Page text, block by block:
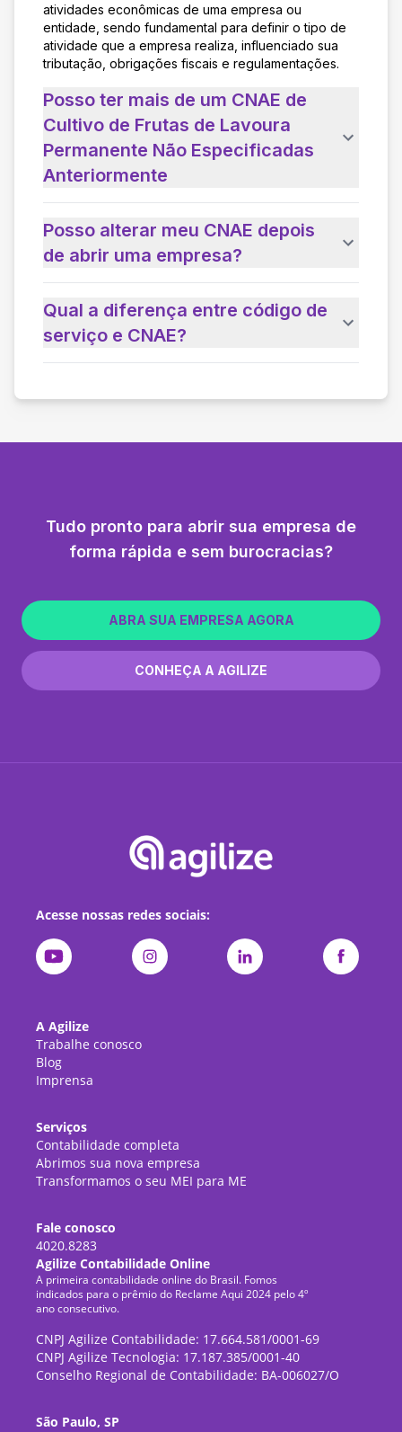
atividades econômicas de uma empresa ou
entidade, sendo fundamental para definir o tipo de
atividade que a empresa realiza, influenciado sua
tributação, obrigações fiscais e regulamentações.
Posso ter mais de um CNAE de
Cultivo de Frutas de Lavoura
Permanente Não Especificadas
Anteriormente
Posso alterar meu CNAE depois
de abrir uma empresa?
Qual a diferença entre código de
serviço e CNAE?
Tudo pronto para abrir sua empresa de
forma rápida e sem burocracias?
ABRA SUA EMPRESA AGORA
CONHEÇA A AGILIZE
Acesse nossas redes sociais:
A Agilize
Trabalhe conosco
Blog
Imprensa
Serviços
Contabilidade completa
Abrimos sua nova empresa
Transformamos o seu MEI para ME
Fale conosco
4020.8283
Agilize Contabilidade Online
A primeira contabilidade online do Brasil. Fomos
indicados para o prêmio do Reclame Aqui 2024 pelo 4º
ano consecutivo.
CNPJ Agilize Contabilidade: 17.664.581/0001-69
CNPJ Agilize Tecnologia: 17.187.385/0001-40
Conselho Regional de Contabilidade: BA-006027/O
São Paulo, SP